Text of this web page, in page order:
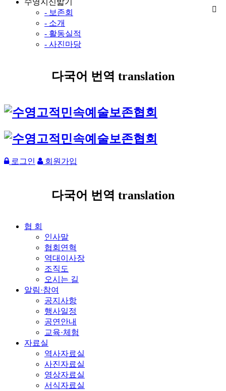
- 보존회
- 소개
- 활동실적
- 사진마당
다국어 번역 translation
로그인 회원가입
다국어 번역 translation
협 회
인사말
협회연혁
역대이사장
조직도
오시는 길
알림·참여
공지사항
행사일정
공연안내
교육·체험
자료실
역사자료실
사진자료실
영상자료실
서식자료실